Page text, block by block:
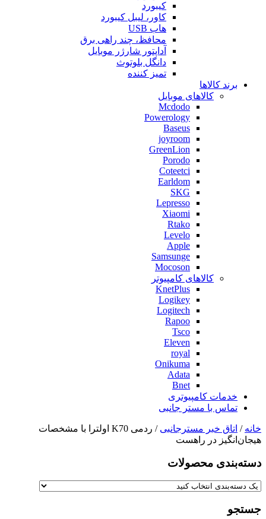
کیبورد
کاور، لیبل کیبورد
هاب USB
محافظ، چند راهی برق
آداپتور شارژر موبایل
دانگل بلوتوث
تمیز کننده
برند کالاها
کالاهای موبایل
Mcdodo
Powerology
Baseus
joyroom
GreenLion
Porodo
Coteetci
Earldom
SKG
Lepresso
Xiaomi
Rtako
Levelo
Apple
Samsunge
Mocoson
کالاهای کامپیوتر
KnetPlus
Logikey
Logitech
Rapoo
Tsco
Eleven
royal
Onikuma
Adata
Bnet
خدمات کامپیوتری
تماس با مستر جانبی
خانه / اتاق خبر مسترجانبی
/ ردمی K70 اولترا با مشخصات
هیجان‌انگیز در راهست
دسته‌بندی‌ محصولات
جستجو